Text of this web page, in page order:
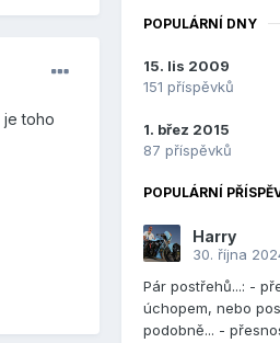
je toho
POPULÁRNÍ DNY
15. lis 2009
151 příspěvků
1. břez 2015
87 příspěvků
POPULÁRNÍ
Harry
30. října
Pár postřehů...: -
úchopem, nebo
podobně... -